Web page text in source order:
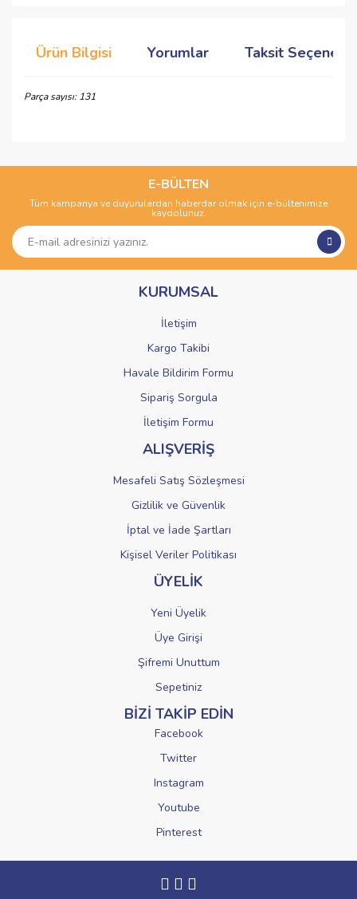
Ürün Bilgisi Yorumlar Taksit
Parça sayısı: 131
Yorum Yaz
kullanarak tarafımıza iletebilirsiniz.
Görüş ve önerileriniz için teşekkür ederiz.
Ürün açıklamasında eksik bilgiler bulunuyor.
Ürün bilgilerinde hatalar bulunuyor.
Ürün fiyatı diğer sitelerden daha pahalı.
Gönder
E-BÜLTEN
Tüm kampanya ve duyurulardan haberdar olmak için e-bültenimize
kaydolunuz.
KURUMSAL
İletişim
Kargo Takibi
Havale Bildirim Formu
Sipariş Sorgula
İletişim Formu
ALIŞVERİŞ
Mesafeli Satış Sözleşmesi
Gizlilik ve Güvenlik
İptal ve İade Şartları
Kişisel Veriler Politikası
ÜYELİK
Yeni Üyelik
Üye Girişi
Şifremi Unuttum
Sepetiniz
BİZİ TAKİP EDİN
Facebook
Twitter
Instagram
Youtube
Pinterest